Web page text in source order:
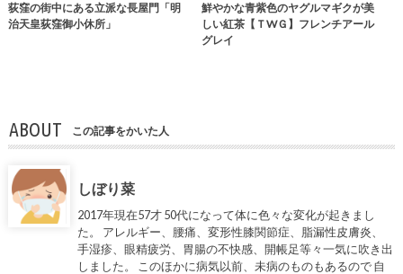
荻窪の街中にある立派な長屋門「明
治天皇荻窪御小休所」
鮮やかな青紫色のヤグルマギクが美
しい紅茶【ＴWＧ】フレンチアール
グレイ
ABOUT この記事をかいた人
しぼり菜
2017年現在57才 50代になって体に色々な変化が起きまし
た。 アレルギー、腰痛、変形性膝関節症、脂漏性皮膚炎、
手湿疹、眼精疲労、胃腸の不快感、開帳足等々一気に吹き出
しました。 このほかに病気以前、未病のものもあるので 自